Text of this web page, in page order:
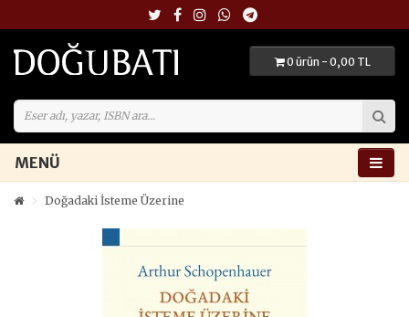
0 ürün - 0,00 TL
MENÜ
Doğadaki İsteme Üzerine